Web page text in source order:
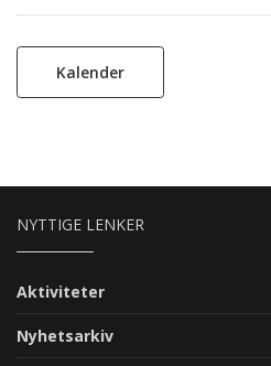
Kalender
NYTTIGE LENKER
Aktiviteter
Nyhetsarkiv